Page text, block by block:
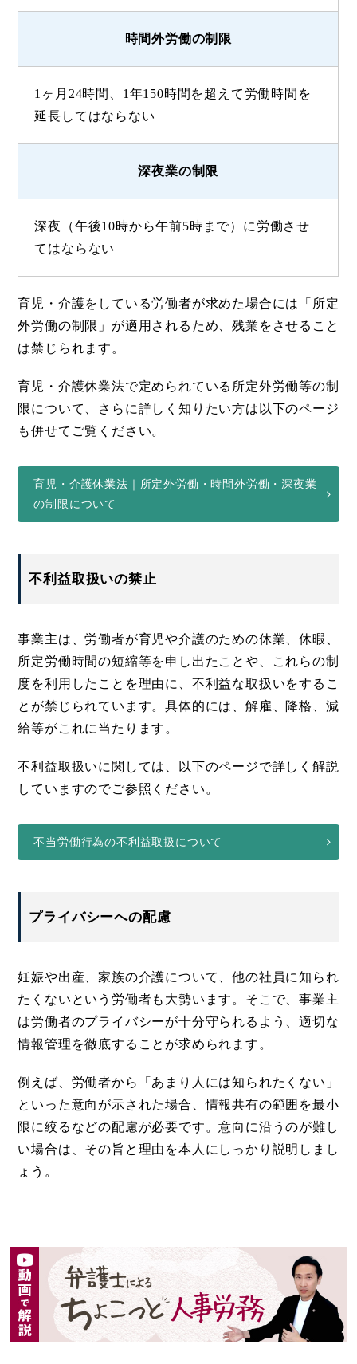
時間外労働の制限
1ヶ月24時間、1年150時間を超えて労働時間を
延長してはならない
深夜業の制限
深夜（午後10時から午前5時まで）に労働させ
てはならない
育児・介護をしている労働者が求めた場合には「所定
外労働の制限」が適用されるため、残業をさせること
は禁じられます。
育児・介護休業法で定められている所定外労働等の制
限について、さらに詳しく知りたい方は以下のページ
も併せてご覧ください。
育児・介護休業法｜所定外労働・時間外労働・深夜業
の制限について
不利益取扱いの禁止
事業主は、労働者が育児や介護のための休業、休暇、
所定労働時間の短縮等を申し出たことや、これらの制
度を利用したことを理由に、不利益な取扱いをするこ
とが禁じられています。具体的には、解雇、降格、減
給等がこれに当たります。
不利益取扱いに関しては、以下のページで詳しく解説
していますのでご参照ください。
不当労働行為の不利益取扱について
プライバシーへの配慮
妊娠や出産、家族の介護について、他の社員に知られ
たくないという労働者も大勢います。そこで、事業主
は労働者のプライバシーが十分守られるよう、適切な
情報管理を徹底することが求められます。
例えば、労働者から「あまり人には知られたくない」
といった意向が示された場合、情報共有の範囲を最小
限に絞るなどの配慮が必要です。意向に沿うのが難し
い場合は、その旨と理由を本人にしっかり説明しまし
ょう。